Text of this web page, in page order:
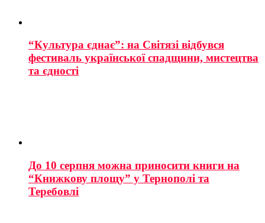
“Культура єднає”: на Світязі відбувся
фестиваль української спадщини, мистецтва
та єдності
До 10 серпня можна приносити книги на
“Книжкову площу” у Тернополі та
Теребовлі